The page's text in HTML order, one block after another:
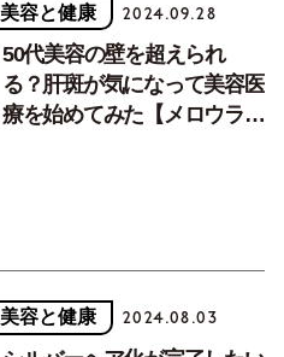
美容と健康 2024.09.28
50代美容の壁を超えられ
る？肝斑が気になって美容医
療を始めてみた【メロウライ
美容と健康 2024.08.03